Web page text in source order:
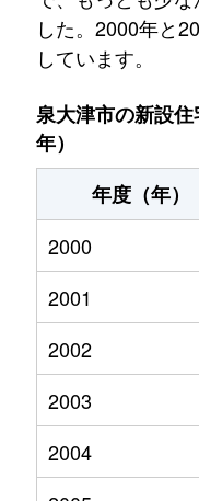
した。2000年と
しています。
泉大津市の新設
年）
年度（年）
2000
2001
2002
2003
2004